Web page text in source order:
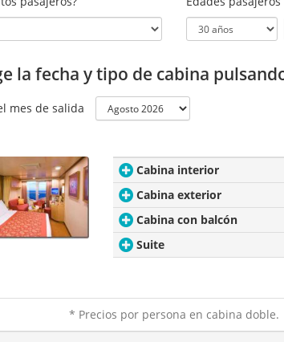
la fecha y tipo de cabina
mes de salida
Cabina interior
Cabina exterior
Cabina con balcón
Suite
* Precios por persona en cabina doble.